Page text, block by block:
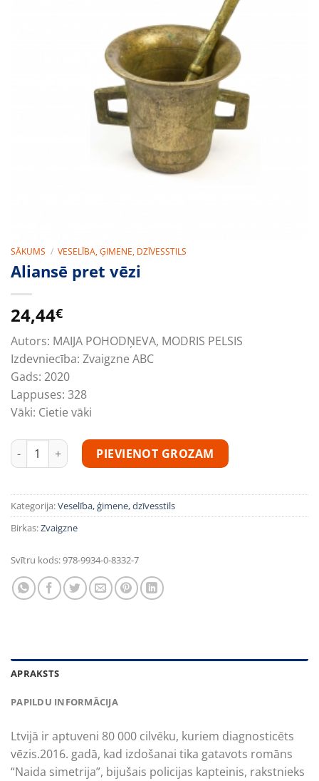
SĀKUMS / VESELĪBA, ĢIMENE, DZĪVESSTILS
Aliansē pret vēzi
24,44€
Autors: MAIJA POHODŅEVA, MODRIS PELSIS
Izdevniecība: Zvaigzne ABC
Gads: 2020
Lappuses: 328
Vāki: Cietie vāki
Aliansē pret vēzi daudzumsPIEVIENOT GROZAM
Kategorija:Veselība, ģimene, dzīvesstils
Birkas:Zvaigzne
Svītru kods:978-9934-0-8332-7
APRAKSTS
PAPILDU INFORMĀCIJA
Ltvijā ir aptuveni 80 000 cilvēku, kuriem diagnosticēts
vēzis.2016. gadā, kad izdošanai tika gatavots romāns
“Naida simetrija”, bijušais policijas kapteinis, rakstnieks